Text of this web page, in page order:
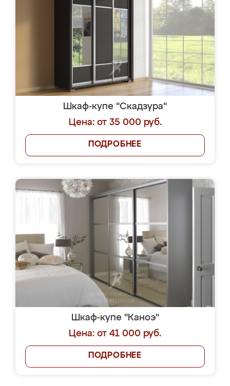
Шкаф-купе "Скадзура"
Цена: от 35 000 руб.
ПОДРОБНЕЕ
Шкаф-купе "Каноэ"
Цена: от 41 000 руб.
ПОДРОБНЕЕ